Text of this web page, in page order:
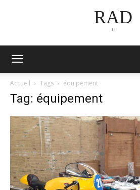
RAD
*
Accueil Tags équipement
Tag: équipement